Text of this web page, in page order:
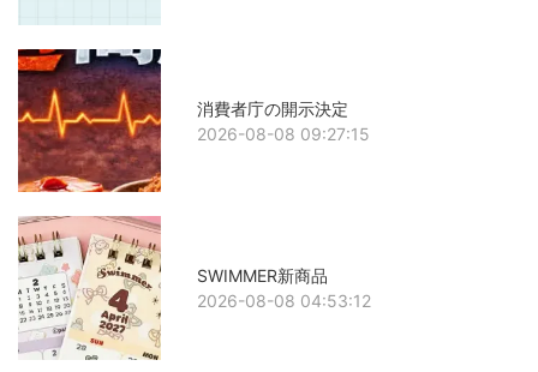
消費者庁の開示決定
2026-08-08 09:27:15
SWIMMER新商品
2026-08-08 04:53:12